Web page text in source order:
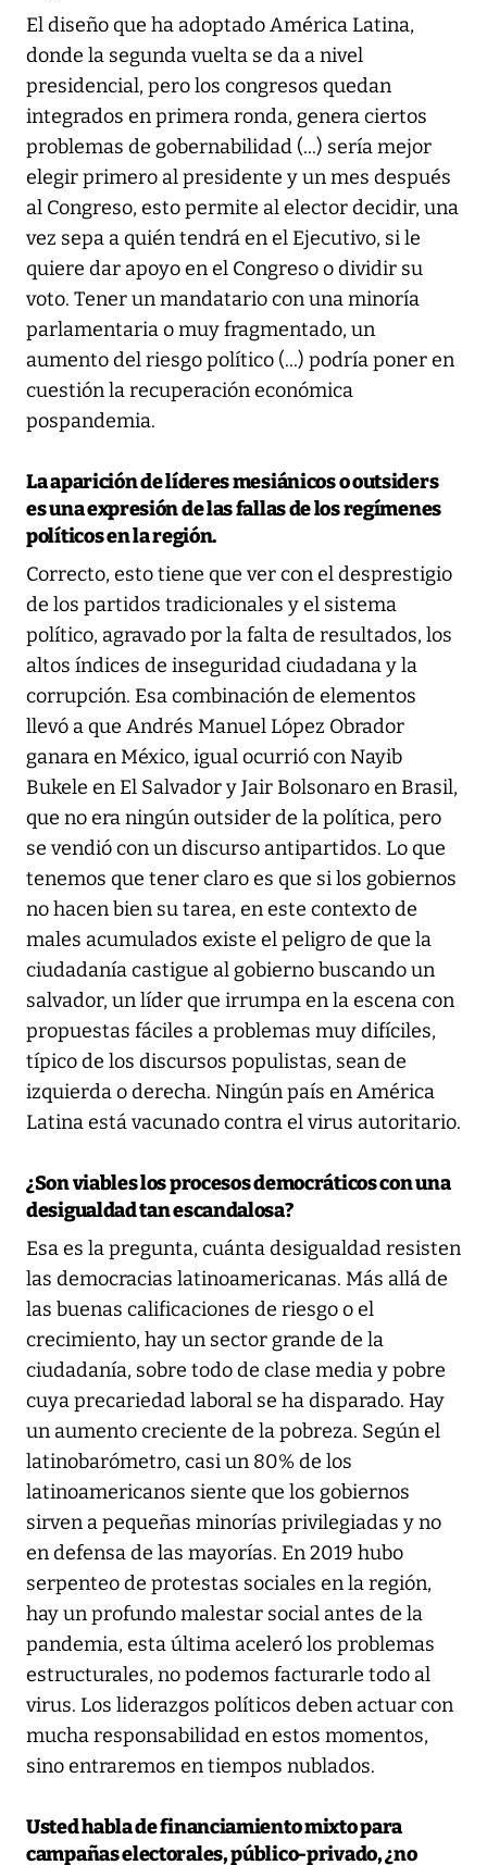
El diseño que ha adoptado América Latina,
donde la segunda vuelta se da a nivel
presidencial, pero los congresos quedan
integrados en primera ronda, genera ciertos
problemas de gobernabilidad (...) sería mejor
elegir primero al presidente y un mes después
al Congreso, esto permite al elector decidir, una
vez sepa a quién tendrá en el Ejecutivo, si le
quiere dar apoyo en el Congreso o dividir su
voto. Tener un mandatario con una minoría
parlamentaria o muy fragmentado, un
aumento del riesgo político (...) podría poner en
cuestión la recuperación económica
pospandemia.
La aparición de líderes mesiánicos o outsiders
es una expresión de las fallas de los regímenes
políticos en la región.
Correcto, esto tiene que ver con el desprestigio
de los partidos tradicionales y el sistema
político, agravado por la falta de resultados, los
altos índices de inseguridad ciudadana y la
corrupción. Esa combinación de elementos
llevó a que Andrés Manuel López Obrador
ganara en México, igual ocurrió con Nayib
Bukele en El Salvador y Jair Bolsonaro en Brasil,
que no era ningún outsider de la política, pero
se vendió con un discurso antipartidos. Lo que
tenemos que tener claro es que si los gobiernos
no hacen bien su tarea, en este contexto de
males acumulados existe el peligro de que la
ciudadanía castigue al gobierno buscando un
salvador, un líder que irrumpa en la escena con
propuestas fáciles a problemas muy difíciles,
típico de los discursos populistas, sean de
izquierda o derecha. Ningún país en América
Latina está vacunado contra el virus autoritario.
¿Son viables los procesos democráticos con una
desigualdad tan escandalosa?
Esa es la pregunta, cuánta desigualdad resisten
las democracias latinoamericanas. Más allá de
las buenas calificaciones de riesgo o el
crecimiento, hay un sector grande de la
ciudadanía, sobre todo de clase media y pobre
cuya precariedad laboral se ha disparado. Hay
un aumento creciente de la pobreza. Según el
latinobarómetro, casi un 80% de los
latinoamericanos siente que los gobiernos
sirven a pequeñas minorías privilegiadas y no
en defensa de las mayorías. En 2019 hubo
serpenteo de protestas sociales en la región,
hay un profundo malestar social antes de la
pandemia, esta última aceleró los problemas
estructurales, no podemos facturarle todo al
virus. Los liderazgos políticos deben actuar con
mucha responsabilidad en estos momentos,
sino entraremos en tiempos nublados.
Usted habla de financiamiento mixto para
campañas electorales, público-privado, ¿no